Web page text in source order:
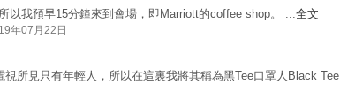
以我預早15分鐘來到會場，即Marriott的coffee shop。 ...全文
年07月22日
所見只有年輕人，所以在這裏我將其稱為黑Tee口罩人Black Tee